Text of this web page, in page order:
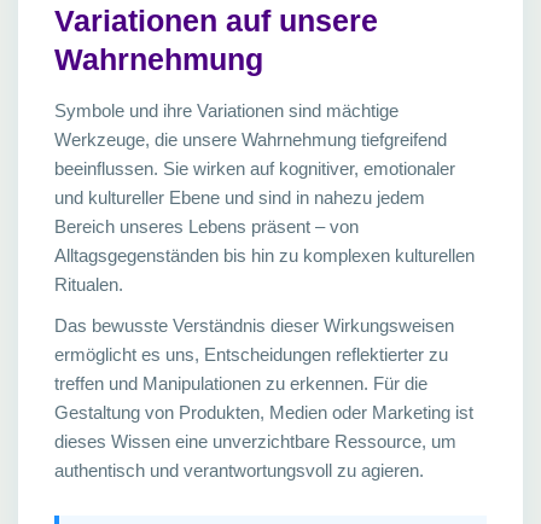
Variationen auf unsere
Wahrnehmung
Symbole und ihre Variationen sind mächtige
Werkzeuge, die unsere Wahrnehmung tiefgreifend
beeinflussen. Sie wirken auf kognitiver, emotionaler
und kultureller Ebene und sind in nahezu jedem
Bereich unseres Lebens präsent – von
Alltagsgegenständen bis hin zu komplexen kulturellen
Ritualen.
Das bewusste Verständnis dieser Wirkungsweisen
ermöglicht es uns, Entscheidungen reflektierter zu
treffen und Manipulationen zu erkennen. Für die
Gestaltung von Produkten, Medien oder Marketing ist
dieses Wissen eine unverzichtbare Ressource, um
authentisch und verantwortungsvoll zu agieren.